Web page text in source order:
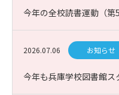
今年の全校読書運動（第
2026.07.06 お知らせ
今年も兵庫学校図書館